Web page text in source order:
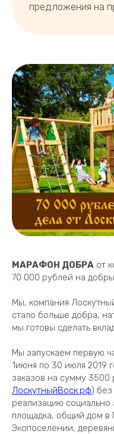
МАРАФОН ДОБРА от
70 000 рублей на
Мы, компания
стало больше добра,
мы готовы сделать
Мы запускаем первую
1июня по 30 июля 2019
заказов на сумму
ЛоскутныйВоск.рф) без
реализацию социально
площадка, общий дом
Экопоселении,